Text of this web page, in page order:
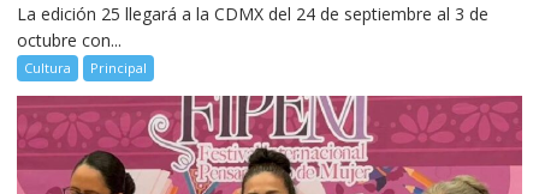
La edición 25 llegará a la CDMX del 24 de septiembre al 3 de
octubre con...
Cultura Principal